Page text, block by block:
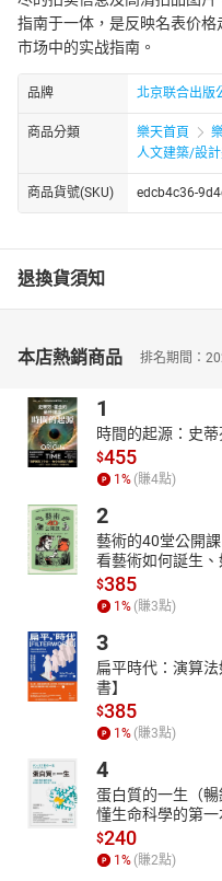
指南于一体，是反映名表价
市场中的实战指南。
品牌 北京联合出版
商品分類 樂天首頁
人文建築/設
商品貨號(SKU) edcb4c36-
退換貨須知
本店熱銷商品 排名期間：
1
時間的起源：史
$455
1% (賺4點)
2
藝術的40堂公開
看藝術如何誕生、
$385
1% (賺3點)
3
扁平時代：演算
書】
$385
1% (賺3點)
4
蛋白質的一生（
懂生命科學的第一
$240
1% (賺2點)